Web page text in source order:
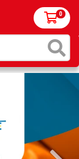
0